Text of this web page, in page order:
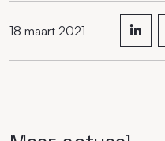
18 maart 2021